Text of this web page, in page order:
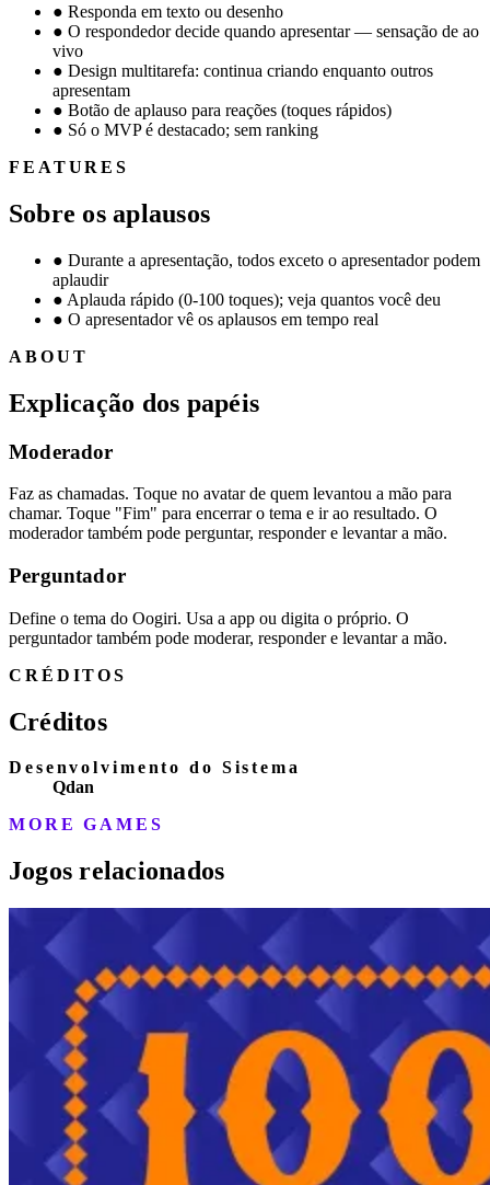
● Responda em texto ou desenho
● O respondedor decide quando apresentar — sensação de ao
vivo
● Design multitarefa: continua criando enquanto outros
apresentam
● Botão de aplauso para reações (toques rápidos)
● Só o MVP é destacado; sem ranking
FEATURES
Sobre os aplausos
● Durante a apresentação, todos exceto o apresentador podem
aplaudir
● Aplauda rápido (0-100 toques); veja quantos você deu
● O apresentador vê os aplausos em tempo real
ABOUT
Explicação dos papéis
Moderador
Faz as chamadas. Toque no avatar de quem levantou a mão para
chamar. Toque "Fim" para encerrar o tema e ir ao resultado. O
moderador também pode perguntar, responder e levantar a mão.
Perguntador
Define o tema do Oogiri. Usa a app ou digita o próprio. O
perguntador também pode moderar, responder e levantar a mão.
CRÉDITOS
Créditos
Desenvolvimento do Sistema
Qdan
MORE GAMES
Jogos relacionados